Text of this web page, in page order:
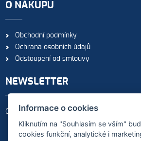
O NÁKUPU
Obchodní podmínky
Ochrana osobních údajů
Odstoupení od smlouvy
NEWSLETTER
Odebírejte naše novinky
Informace o cookies
Kliknutím na "Souhlasím se vším"
cookies funkční, analytické i